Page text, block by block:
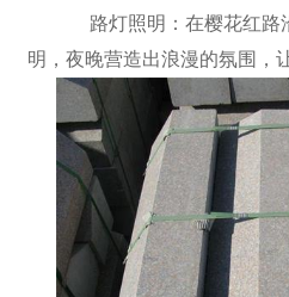
路灯照明：在樱花红路
明，夜晚营造出浪漫的氛围，